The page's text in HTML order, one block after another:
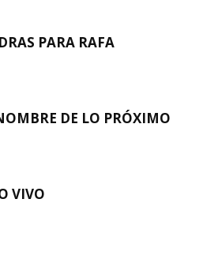
PARA RAFA
DE LO PRÓXIMO
VIVO